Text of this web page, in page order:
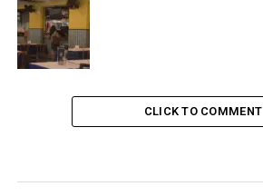
CLICK TO COMMENT